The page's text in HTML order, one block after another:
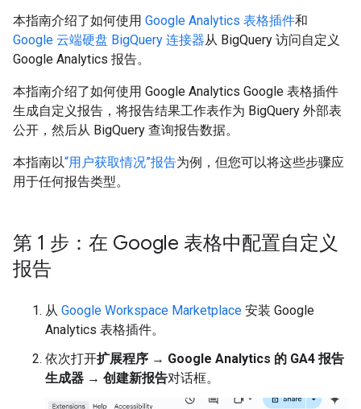
本指南介绍了如何使用 Google Analytics 表格插件和
Google 云端硬盘 BigQuery 连接器从 BigQuery 访问自定义
Google Analytics 报告。
本指南介绍了如何使用 Google Analytics Google 表格插件
生成自定义报告，将报告结果工作表作为 BigQuery 外部表
公开，然后从 BigQuery 查询报告数据。
本指南以“用户获取情况”报告为例，但您可以将这些步骤应
用于任何报告类型。
第 1 步：在 Google 表格中配置自定义
报告
从 Google Workspace Marketplace 安装 Google
Analytics 表格插件。
依次打开扩展程序 → Google Analytics 的 GA4 报告
生成器 → 创建新报告对话框。